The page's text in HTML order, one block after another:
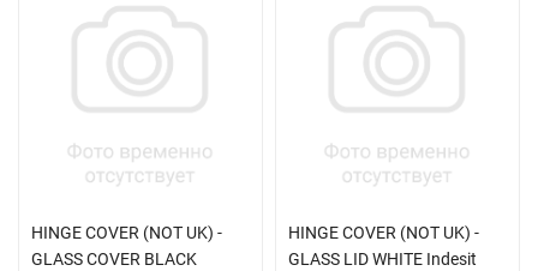
HINGE COVER (NOT UK) -
GLASS COVER BLACK
HINGE COVER (NOT UK) -
GLASS LID WHITE Indesit